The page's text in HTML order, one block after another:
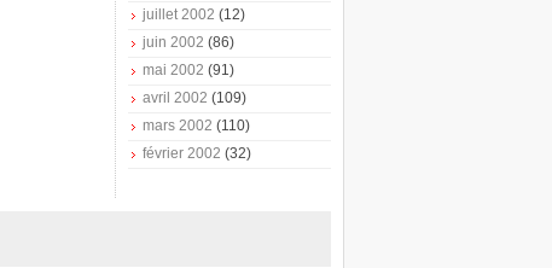
juillet 2002 (12)
juin 2002 (86)
mai 2002 (91)
avril 2002 (109)
mars 2002 (110)
février 2002 (32)